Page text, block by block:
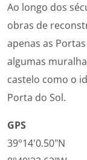
Ao longo dos
obras de
apenas as
algumas
castelo como o
Porta do Sol.
GPS
39°14'0.50"N